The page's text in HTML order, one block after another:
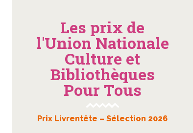
Les prix de
l'Union Nationale
Culture et
Bibliothèques
Pour Tous
Prix Livrentête – Sélection 2026